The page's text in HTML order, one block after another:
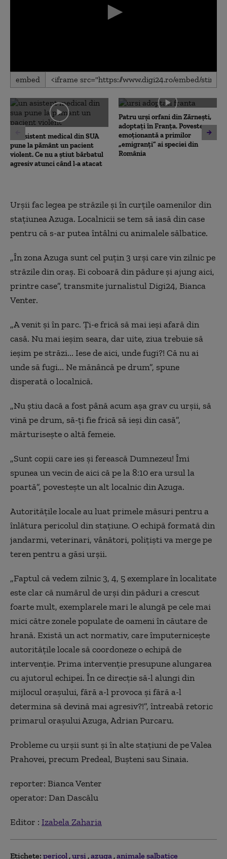
0
seconds
0
seconds
embed
Un asistent medical din SUA
pune la pământ un pacient
violent. Ce nu a știut bărbatul
agresiv atunci când l-a atacat
Patru urși orfani din Zărnești,
adoptați în Franța. Povestea
emoționantă a primilor
„emigranți” ai speciei din
România
Urșii fac legea pe străzile și în curțile oamenilor din
stațiunea Azuga. Localnicii se tem să iasă din case
pentru că s-ar putea întâlni cu animalele sălbatice.
„În zona Azuga sunt cel puțin 3 urși care vin zilnic pe
străzile din oraș. Ei coboară din pădure și ajung aici,
printre case”, transmite jurnalistul Digi24, Bianca
Venter.
„A venit și în parc. Ți-e frică să mai ieși afară din
casă. Nu mai ieșim seara, dar uite, ziua trebuie să
ieșim pe străzi... Iese de aici, unde fugi?! Că nu ai
unde să fugi... Ne mănâncă pe drum”, spune
disperată o localnică.
„Nu știu dacă a fost până acum așa grav cu urșii, să
vină pe drum, să-ți fie frică să ieși din casă”,
mărturisește o altă femeie.
„Sunt copii care ies și ferească Dumnezeu! Îmi
spunea un vecin de aici că pe la 8:10 era ursul la
poartă”, povestește un alt localnic din Azuga.
Autoritățile locale au luat primele măsuri pentru a
înlătura pericolul din stațiune. O echipă formată din
jandarmi, veterinari, vânători, polițiști va merge pe
teren pentru a găsi urșii.
„Faptul că vedem zilnic 3, 4, 5 exemplare în localitate
este clar că numărul de urși din păduri a crescut
foarte mult, exemplarele mari le alungă pe cele mai
mici către zonele populate de oameni în căutare de
hrană. Există un act normativ, care împuternicește
autoritățile locale să coordoneze o echipă de
intervenție. Prima intervenție presupune alungarea
cu ajutorul echipei. În ce direcție să-l alungi din
mijlocul orașului, fără a-l provoca și fără a-l
determina să devină mai agresiv?!”, întreabă retoric
primarul orașului Azuga, Adrian Purcaru.
Probleme cu urșii sunt și în alte stațiuni de pe Valea
Prahovei, precum Predeal, Bușteni sau Sinaia.
reporter: Bianca Venter
operator: Dan Dascălu
Editor : Izabela Zaharia
Etichete: pericol ursi azuga animale salbatice